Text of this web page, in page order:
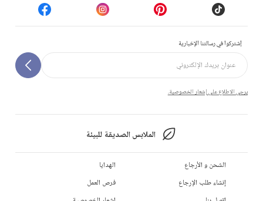
إشتركوا في رسالتنا الإخبارية
يرجى الاطلاع على إشعار الخصوصية.
الملابس الصديقة للبيئة
الشحن و الأرجاع
إنشاء طلب الإرجاع
الهدايا
فرص العمل